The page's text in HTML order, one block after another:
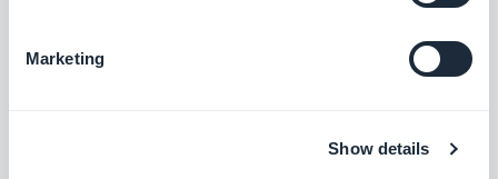
Marketing
Show details
para conquistar o mercado austríaco